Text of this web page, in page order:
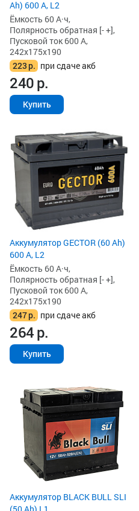
Ah) 600 А, L2
Ёмкость 60 А·ч,
Полярность обратная [- +],
Пусковой ток 600 А,
242x175x190
223р. при сдаче акб
240р.
Купить
Аккумулятор GECTOR (60 Ah)
600 А, L2
Ёмкость 60 А·ч,
Полярность обратная [- +],
Пусковой ток 600 А,
242x175x190
247р. при сдаче акб
264р.
Купить
Аккумулятор BLACK BULL SLI
(50 Ah) L1